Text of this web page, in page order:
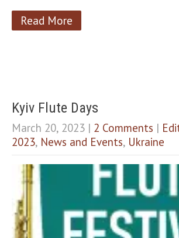
Read More
Kyiv Flute Days
March 20, 2023 | 2 Comments |
2023, News and Events, Ukraine